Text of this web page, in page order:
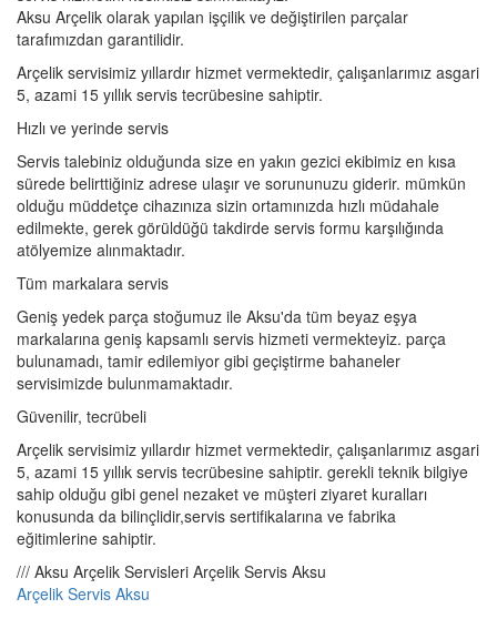
Aksu Arçelik olarak yapılan işçilik ve değiştirilen parçalar
tarafımızdan garantilidir.
Arçelik servisimiz yıllardır hizmet vermektedir, çalışanlarımız asgari
5, azami 15 yıllık servis tecrübesine sahiptir.
Hızlı ve yerinde servis
Servis talebiniz olduğunda size en yakın gezici ekibimiz en kısa
sürede belirttiğiniz adrese ulaşır ve sorununuzu giderir. mümkün
olduğu müddetçe cihazınıza sizin ortamınızda hızlı müdahale
edilmekte, gerek görüldüğü takdirde servis formu karşılığında
atölyemize alınmaktadır.
Tüm markalara servis
Geniş yedek parça stoğumuz ile Aksu'da tüm beyaz eşya
markalarına geniş kapsamlı servis hizmeti vermekteyiz. parça
bulunamadı, tamir edilemiyor gibi geçiştirme bahaneler
servisimizde bulunmamaktadır.
Güvenilir, tecrübeli
Arçelik servisimiz yıllardır hizmet vermektedir, çalışanlarımız asgari
5, azami 15 yıllık servis tecrübesine sahiptir. gerekli teknik bilgiye
sahip olduğu gibi genel nezaket ve müşteri ziyaret kuralları
konusunda da bilinçlidir,servis sertifikalarına ve fabrika
eğitimlerine sahiptir.
/// Aksu Arçelik Servisleri Arçelik Servis Aksu
Arçelik Servis Aksu